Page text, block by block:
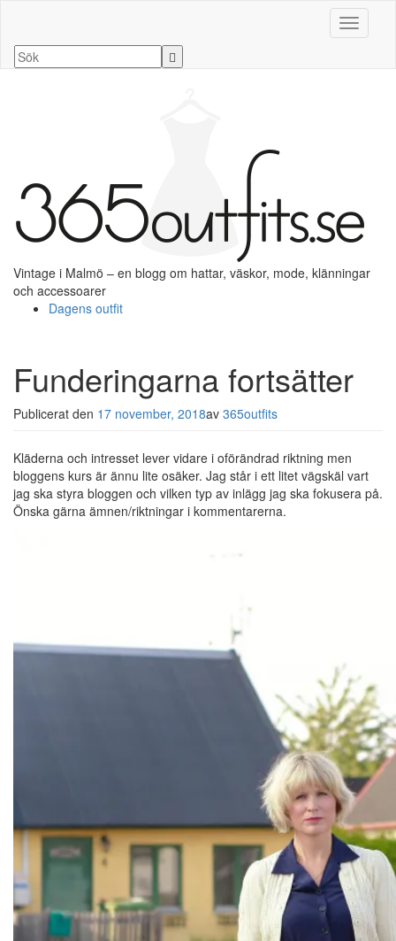
Slå på/
Vintage i Malmö – en blogg om hattar, väskor, mode, klänningar
och accessoarer
Dagens outfit
Funderingarna fortsätter
Publicerat den 17 november, 2018av 365outfits
Kläderna och intresset lever vidare i oförändrad riktning men
bloggens kurs är ännu lite osäker. Jag står i ett litet vägskäl vart
jag ska styra bloggen och vilken typ av inlägg jag ska fokusera på.
Önska gärna ämnen/riktningar i kommentarerna.